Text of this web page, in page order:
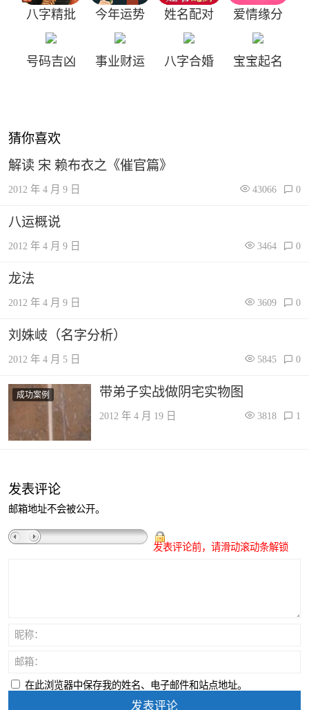
八字精批 今年运势 姓名配对 爱情缘分
号码吉凶 事业财运 八字合婚 宝宝起名
猜你喜欢
解读 宋 赖布衣之《催官篇》
2012 年 4 月 9 日 43066 0
八运概说
2012 年 4 月 9 日 3464 0
龙法
2012 年 4 月 9 日 3609 0
刘姝岐（名字分析）
2012 年 4 月 5 日 5845 0
成功案例 带弟子实战做阴宅实物图
2012 年 4 月 19 日 3818 1
发表评论
邮箱地址不会被公开。
发表评论前，请滑动滚动条解锁
昵称：
邮箱：
在此浏览器中保存我的姓名、电子邮件和站点地址。